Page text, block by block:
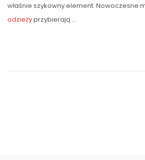
właśnie szykowny element. Nowoczesne
odzieżyprzybierają …